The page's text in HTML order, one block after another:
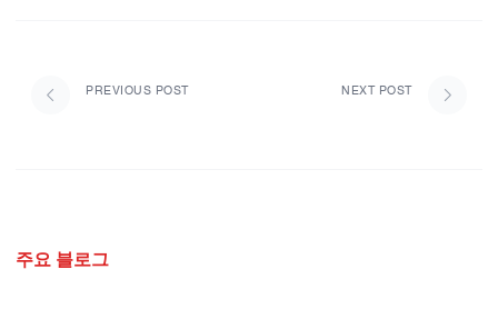
PREVIOUS POST NEXT POST
주요 블로그